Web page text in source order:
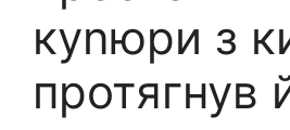
куnюри з
протягнув